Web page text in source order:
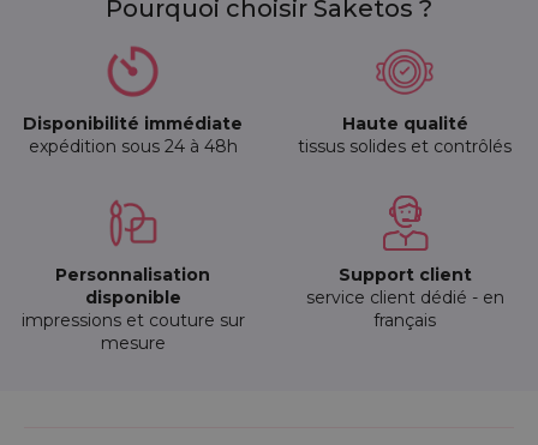
Pourquoi choisir Saketos ?
Disponibilité immédiate
expédition sous 24 à 48h
Haute qualité
tissus solides et contrôlés
Personnalisation
disponible
impressions et couture sur
mesure
Support client
service client dédié - en
français